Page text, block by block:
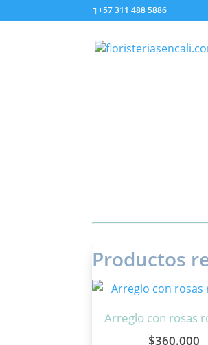
+57 311 488 5886
Productos
Arreglo con rosas
$360.000